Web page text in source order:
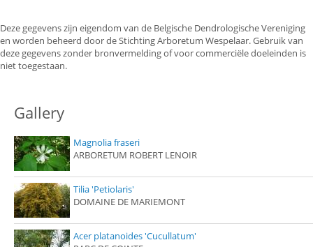
Deze gegevens zijn eigendom van de Belgische Dendrologische Vereniging
en worden beheerd door de Stichting Arboretum Wespelaar. Gebruik van
deze gegevens zonder bronvermelding of voor commerciële doeleinden is
niet toegestaan.
Gallery
Magnolia fraseri
ARBORETUM ROBERT LENOIR
Tilia 'Petiolaris'
DOMAINE DE MARIEMONT
Acer platanoides 'Cucullatum'